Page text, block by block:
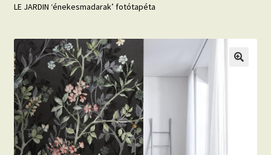
Népszerű tapéták
Tapéta BLOG
Mi az a fotótapéta?
Tapétázási tanácsok
Beton hatású tapéták
LE JARDIN ‘énekesmadarak’ fotótapéta